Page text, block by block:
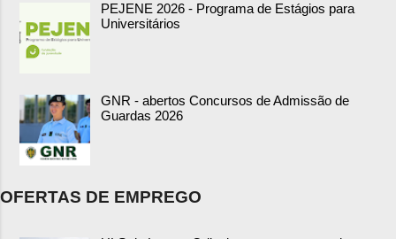
PEJENE 2026 - Programa de Estágios para
Universitários
GNR - abertos Concursos de Admissão de
Guardas 2026
OFERTAS DE EMPREGO